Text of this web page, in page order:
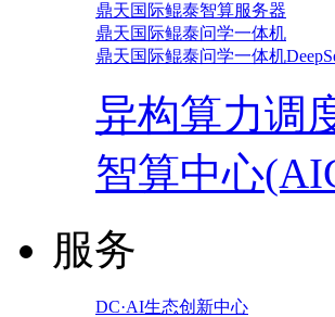
鼎天国际鲲泰智算服务器
鼎天国际鲲泰问学一体机
鼎天国际鲲泰问学一体机
异构算力调
智算中心
服务
DC·AI生态创新中心